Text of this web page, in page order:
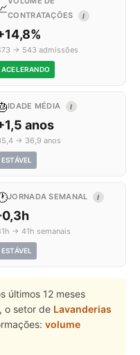
CONTRATAÇÕES
I
→ 543 admissões
ACELERANDO
IDADE MÉDIA I
anos
→ 36,9 anos
ESTÁVEL
JORNADA SEMANAL I
→ 41h semanais
ESTÁVEL
últimos 12 meses
o setor de Lavanderias
volume